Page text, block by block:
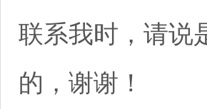
联系我时，请说
的，谢谢！